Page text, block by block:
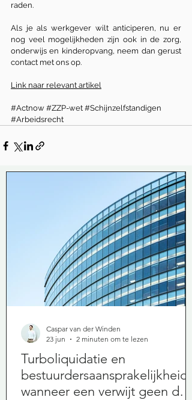
raden.
Als je als werkgever wilt anticiperen, nu er
nog veel mogelijkheden zijn ook in de zorg,
onderwijs en kinderopvang, neem dan gerust
contact met ons op.
Link naar relevant artikel
#Actnow #ZZP-wet #Schijnzelfstandigen
#Arbeidsrecht
Turboliquidatie en
bestuurdersaansprakelijkheid:
wanneer een verwijt geen doel
Caspar van der Winden
23 jun
2 minuten om te lezen